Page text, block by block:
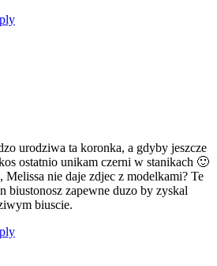
urodziwa ta koronka, a gdyby jeszcze
ostatnio unikam czerni w stanikach 🙂
Melissa nie daje zdjec z modelkami? Te
biustonosz zapewne duzo by zyskal
biuscie.